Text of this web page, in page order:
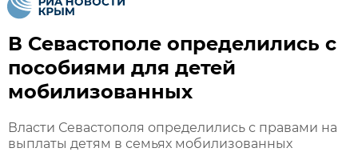
В Севастополе определились с
пособиями для детей
мобилизованных
Власти Севастополя определились с правами на
выплаты детям в семьях мобилизованных